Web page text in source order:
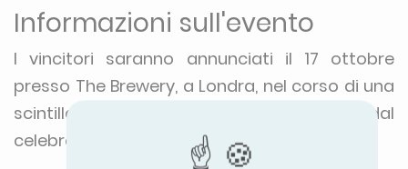
Informazioni sull'evento
I vincitori saranno annunciati il 17 ottobre
presso The Brewery, a Londra, nel corso di una
scintillante cena di premiazione, condotta dal
celebre presentatore Tom Ward.